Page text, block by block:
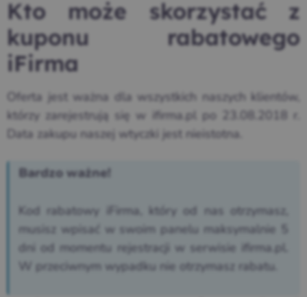
Kto może skorzystać z
kuponu rabatowego
iFirma
Oferta jest ważna dla wszystkich naszych klientów,
którzy zarejestrują się w ifirma.pl po 23.08.2018 r.
Data zakupu naszej wtyczki jest nieistotna.
Bardzo ważne!
Kod rabatowy iFirma, który od nas otrzymasz,
musisz wpisać w swoim panelu maksymalnie 5
dni od momentu rejestracji w serwisie ifirma.pl.
W przeciwnym wypadku nie otrzymasz rabatu.